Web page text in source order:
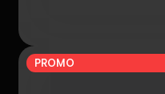
PROMO